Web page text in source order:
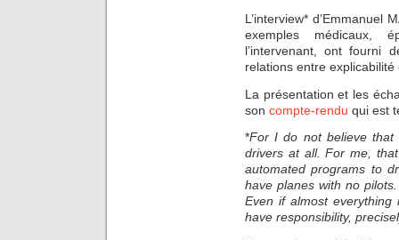
L’interview* d’Emmanuel
exemples médicaux,
l’intervenant, ont fourni
relations entre
La présentation et les
son compte-rendu qui est
*For I do not believe that
drivers at all. For me,
automated programs to
have planes with no
Even if almost everything
have responsibility,